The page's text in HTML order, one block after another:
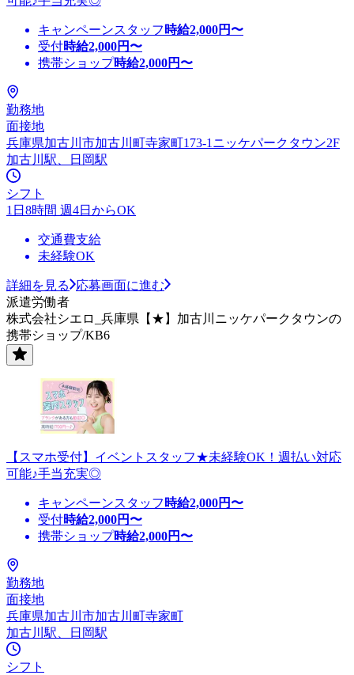
キャンペーンスタッフ 時給2,000円〜
受付時給2,000円〜
携帯ショップ時給2,000円〜
勤務地
面接地
兵庫県加古川市加古川町寺家町173-1ニッケパークタウン2F
加古川駅、日岡駅
シフト
1日8時間 週4日からOK
交通費支給
未経験OK
詳細を見る
応募画面に進む
派遣労働者
株式会社シエロ_兵庫県【★】加古川ニッケパークタウンの
携帯ショップ/KB6
【スマホ受付】イベントスタッフ★未経験OK！週払い対応
可能♪手当充実◎
キャンペーンスタッフ 時給2,000円〜
受付時給2,000円〜
携帯ショップ時給2,000円〜
勤務地
面接地
兵庫県加古川市加古川町寺家町
加古川駅、日岡駅
シフト